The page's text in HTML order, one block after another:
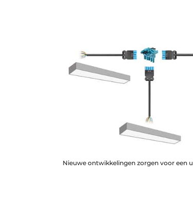
Nieuwe ontwikkelingen zorgen voor een